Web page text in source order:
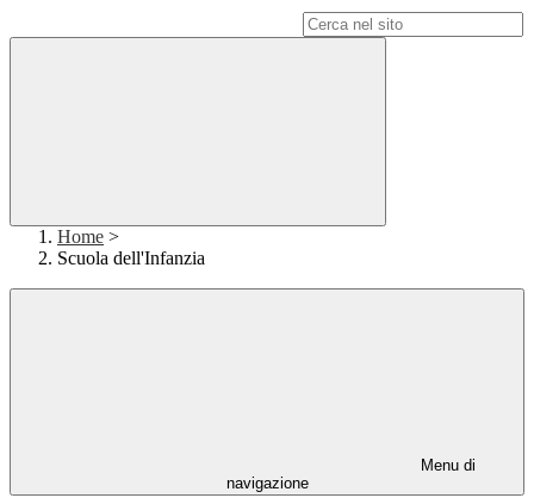
Home >
Scuola dell'Infanzia
Menu di
navigazione